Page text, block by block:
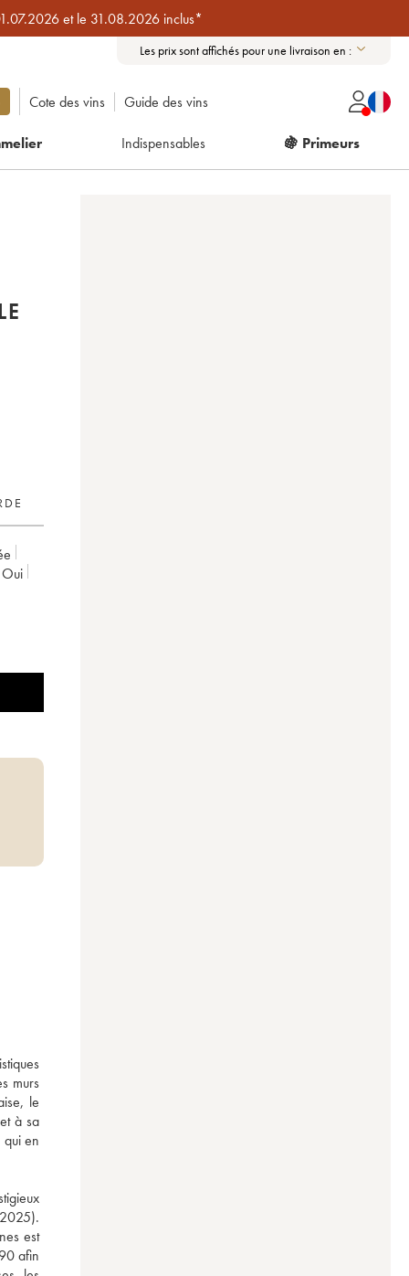
et le 31.08.2026 inclus*
Les prix sont affichés pour une livraison en :
Cote des vins Guide des vins
Indispensables 🍇 Primeurs
oui
murs
le
à sa
en
est
afin